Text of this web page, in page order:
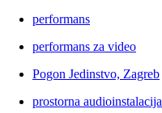
performans
performans za video
Pogon Jedinstvo, Zagreb
prostorna audioinstalacija